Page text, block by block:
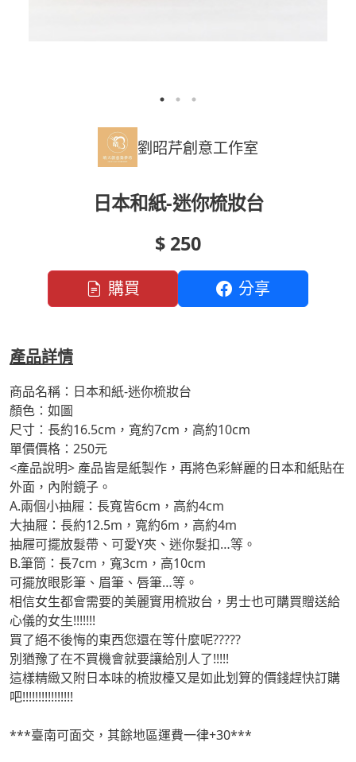
劉昭芹創意工作室
日本和紙-迷你梳妝台
$ 250
購買 分享
產品詳情
商品名稱：日本和紙-迷你梳妝台
顏色：如圖
尺寸：長約16.5cm，寬約7cm，高約10cm
單價價格：250元
<產品說明> 產品皆是紙製作，再將色彩鮮麗的日本和紙貼在
外面，內附鏡子。
A.兩個小抽屜：長寬皆6cm，高約4cm
大抽屜：長約12.5m，寬約6m，高約4m
抽屜可擺放髮帶、可愛Y夾、迷你髮扣…等。
B.筆筒：長7cm，寬3cm，高10cm
可擺放眼影筆、眉筆、唇筆…等。
相信女生都會需要的美麗實用梳妝台，男士也可購買贈送給
心儀的女生!!!!!!!
買了絕不後悔的東西您還在等什麼呢?????
別猶豫了在不買機會就要讓給別人了!!!!!
這樣精緻又附日本味的梳妝檯又是如此划算的價錢趕快訂購
吧!!!!!!!!!!!!!!!!
***臺南可面交，其餘地區運費一律+30***